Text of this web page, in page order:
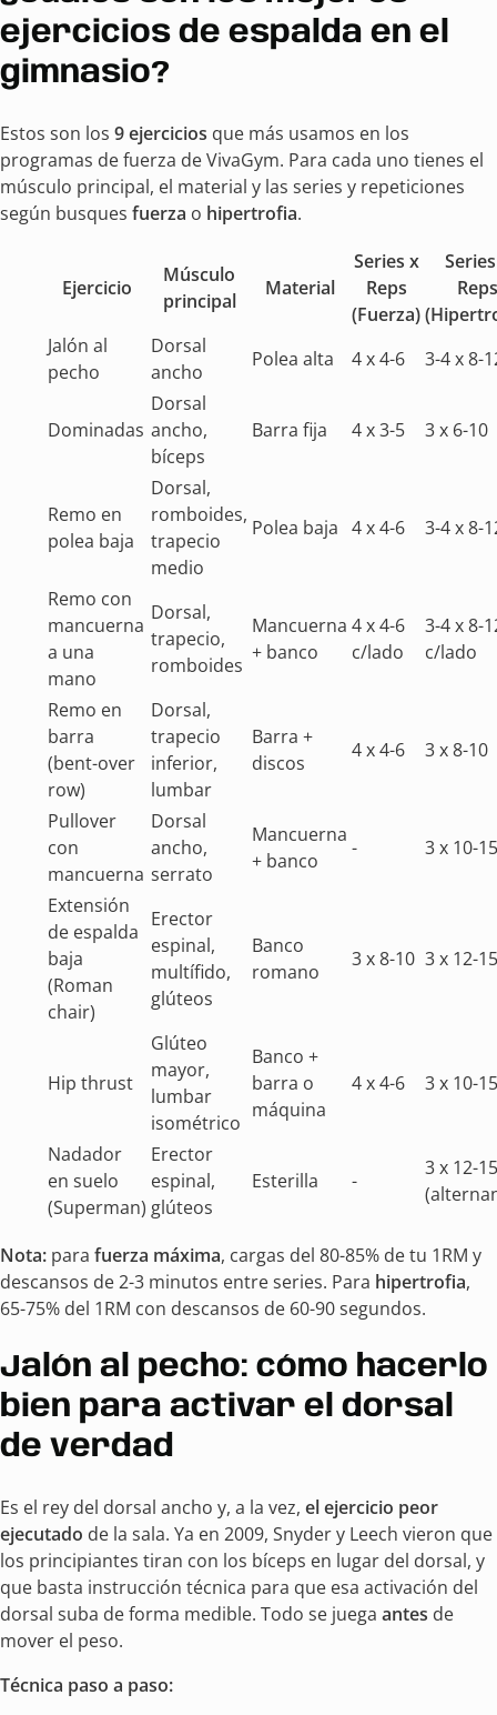
ejercicios de espalda en el
gimnasio?
Estos son los 9 ejercicios que más usamos en los
programas de fuerza de VivaGym. Para cada uno tienes el
músculo principal, el material y las series y repeticiones
según busques fuerza o hipertrofia.
Ejercicio
Músculo
principal
Material
Series x
Reps
(Fuerza)
Reps
Jalón al
pecho
Dorsal
ancho
Polea alta 4 x 4-6 3-4 x 8-
Dominadas
Dorsal
ancho,
bíceps
Barra fija 4 x 3-5 3 x 6-10
Remo en
polea baja
Dorsal,
romboides,
trapecio
medio
Polea baja 4 x 4-6 3-4 x 8-
Remo con
mancuerna
a una
mano
Dorsal,
trapecio,
romboides
Mancuerna
+ banco
4 x 4-6
c/lado
3-4 x 8-
c/lado
Remo en
barra
(bent-over
row)
Dorsal,
trapecio
inferior,
lumbar
Barra +
discos
4 x 4-6 3 x 8-10
Pullover
con
mancuerna
Dorsal
ancho,
serrato
Mancuerna
+ banco
- 3 x 10-15
Extensión
de espalda
baja
(Roman
chair)
Erector
espinal,
multífido,
glúteos
Banco
romano
3 x 8-10 3 x 12-15
Hip thrust
Glúteo
mayor,
lumbar
isométrico
Banco +
barra o
máquina
4 x 4-6 3 x 10-15
Nadador
en suelo
(Superman)
Erector
espinal,
glúteos
Esterilla -
3 x 12-15
Nota: para fuerza máxima, cargas del 80-85% de tu 1RM y
descansos de 2-3 minutos entre series. Para hipertrofia,
65-75% del 1RM con descansos de 60-90 segundos.
Jalón al pecho: cómo hacerlo
bien para activar el dorsal
de verdad
Es el rey del dorsal ancho y, a la vez, el ejercicio peor
ejecutado de la sala. Ya en 2009, Snyder y Leech vieron que
los principiantes tiran con los bíceps en lugar del dorsal, y
que basta instrucción técnica para que esa activación del
dorsal suba de forma medible. Todo se juega antes de
mover el peso.
Técnica paso a paso: